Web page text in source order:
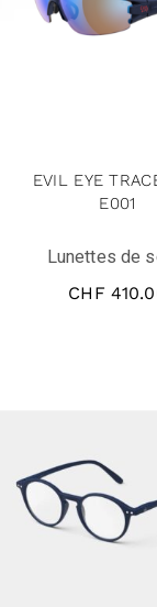
EVIL EYE
E001
Lunettes de
CHF